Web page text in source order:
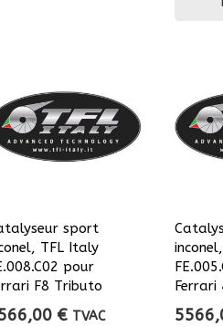
sport
TFL Italy
pour
F8 Tributo
€ TVAC
Ferrari